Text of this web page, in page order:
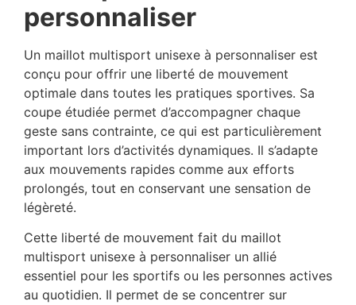
personnaliser
Un maillot multisport unisexe à personnaliser est
conçu pour offrir une liberté de mouvement
optimale dans toutes les pratiques sportives. Sa
coupe étudiée permet d’accompagner chaque
geste sans contrainte, ce qui est particulièrement
important lors d’activités dynamiques. Il s’adapte
aux mouvements rapides comme aux efforts
prolongés, tout en conservant une sensation de
légèreté.
Cette liberté de mouvement fait du maillot
multisport unisexe à personnaliser un allié
essentiel pour les sportifs ou les personnes actives
au quotidien. Il permet de se concentrer sur